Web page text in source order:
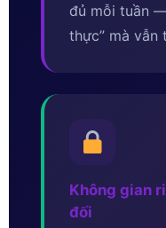
đủ mỗi tuần
thực” mà vẫn
Không gian
đối